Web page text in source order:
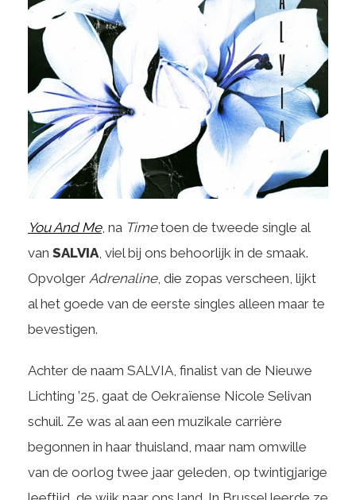
You And Me, na Timetoen de tweede single al
van SALVIA, viel bij ons behoorlijk in de smaak.
Opvolger Adrenaline, die zopas verscheen, lijkt
al het goede van de eerste singles alleen maar te
bevestigen.
Achter de naam SALVIA, finalist van de Nieuwe
Lichting ’25, gaat de Oekraïense Nicole Selivan
schuil. Ze was al aan een muzikale carrière
begonnen in haar thuisland, maar nam omwille
van de oorlog twee jaar geleden, op twintigjarige